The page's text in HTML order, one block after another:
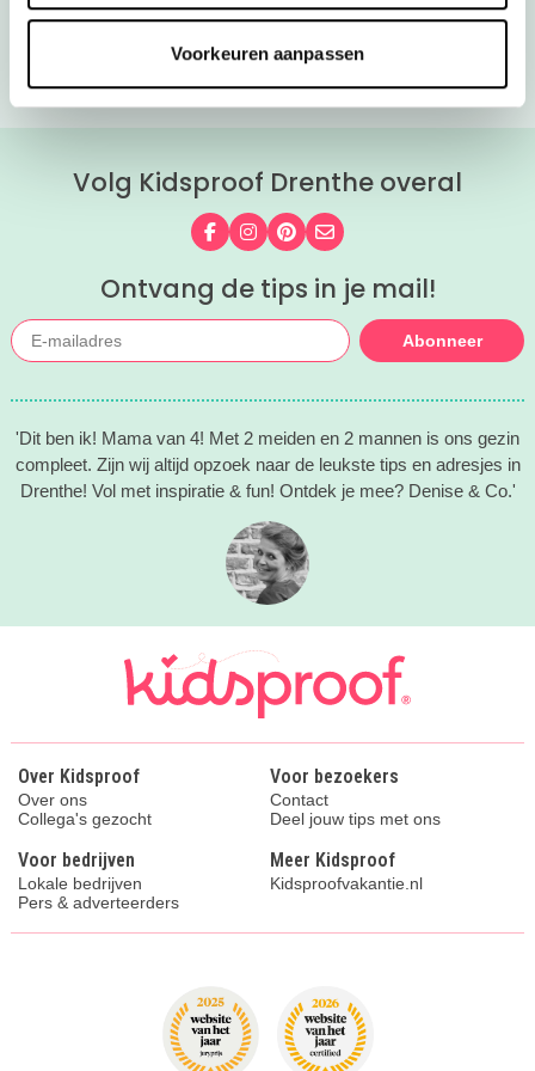
Voorkeuren aanpassen
subtiele make-up, gelakte nagels en leuke accessoires om een
echte fotoshoot te doen.
Volg Kidsproof Drenthe overal
Volg ons op Facebook
Volg ons op Instagram
Volg ons op Pinterest
Mail ons
Ontvang de tips in je mail!
Abonneer
'Dit ben ik! Mama van 4! Met 2 meiden en 2 mannen is ons gezin
compleet. Zijn wij altijd opzoek naar de leukste tips en adresjes in
Drenthe! Vol met inspiratie & fun! Ontdek je mee? Denise & Co.'
Over Kidsproof
Over ons
Collega's gezocht
Voor bezoekers
Contact
Deel jouw tips met ons
Voor bedrijven
Lokale bedrijven
Pers & adverteerders
Meer Kidsproof
Kidsproofvakantie.nl